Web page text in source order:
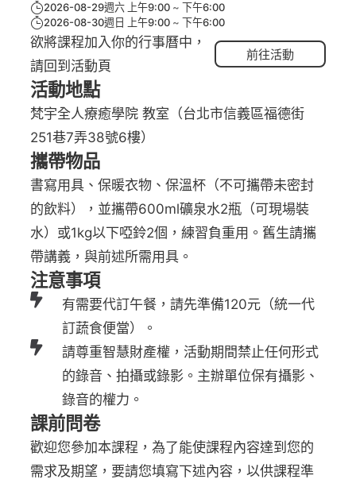
2026-08-29週六 上午9:00
下午6:00
2026-08-30週日 上午9:00
下午6:00
欲將課程加入你的行事曆中，
請回到活動頁
前往活動
活動地點
梵宇全人療癒學院 教室（台北市信義區福德街
251巷7弄38號6樓）
攜帶物品
書寫用具、保暖衣物、保溫杯（不可攜帶未密封
的飲料），並攜帶600ml礦泉水2瓶（可現場裝
水）或1kg以下啞鈴2個，練習負重用。舊生請攜
帶講義，與前述所需用具。
注意事項
有需要代訂午餐，請先準備120元（統一代
訂蔬食便當）。
請尊重智慧財產權，活動期間禁止任何形式
的錄音、拍攝或錄影。主辦單位保有攝影、
錄音的權力。
課前問卷
歡迎您參加本課程，為了能使課程內容達到您的
需求及期望，要請您填寫下述內容，以供課程準